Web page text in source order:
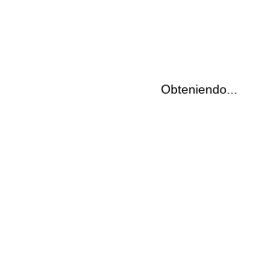
Obteniendo...